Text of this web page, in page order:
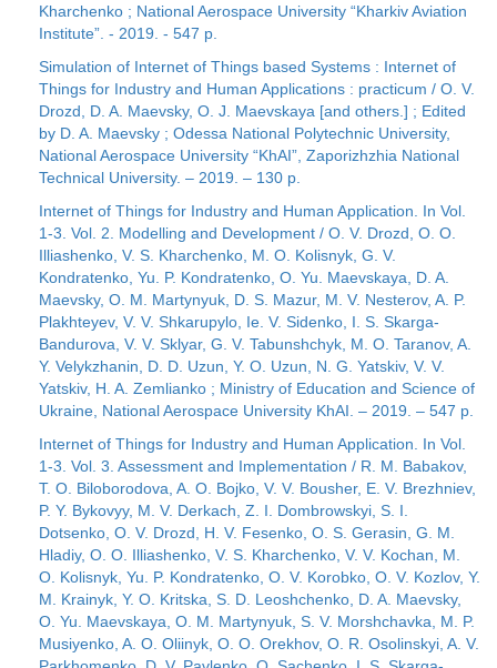
Kharchenko ; National Aerospace University “Kharkiv Aviation
Institute”. - 2019. - 547 p.
Simulation of Internet of Things based Systems : Internet of
Things for Industry and Human Applications : рracticum / O. V.
Drozd, D. A. Maevsky, O. J. Maevskaya [and others.] ; Edited
by D. A. Maevsky ; Odessa National Polytechnic University,
National Aerospace University “KhAI”, Zaporizhzhia National
Technical University. – 2019. – 130 p.
Internet of Things for Industry and Human Application. In Vol.
1-3. Vol. 2. Modelling and Development / O. V. Drozd, O. O.
Illiashenko, V. S. Kharchenko, M. O. Kolisnyk, G. V.
Kondratenko, Yu. P. Kondratenko, O. Yu. Maevskaya, D. A.
Maevsky, O. M. Martynyuk, D. S. Mazur, M. V. Nesterov, A. P.
Plakhteyev, V. V. Shkarupylo, Ie. V. Sidenko, I. S. Skarga-
Bandurova, V. V. Sklyar, G. V. Tabunshchyk, M. O. Taranov, A.
Y. Velykzhanin, D. D. Uzun, Y. O. Uzun, N. G. Yatskiv, V. V.
Yatskiv, H. A. Zemlianko ; Ministry of Education and Science of
Ukraine, National Aerospace University KhAI. – 2019. – 547 p.
Internet of Things for Industry and Human Application. In Vol.
1-3. Vol. 3. Assessment and Implementation / R. M. Babakov,
T. O. Biloborodova, A. O. Bojko, V. V. Bousher, E. V. Brezhniev,
P. Y. Bykovyy, M. V. Derkach, Z. I. Dombrowskyi, S. I.
Dotsenko, O. V. Drozd, H. V. Fesenko, O. S. Gerasin, G. M.
Hladiy, O. O. Illiashenko, V. S. Kharchenko, V. V. Kochan, M.
O. Kolisnyk, Yu. P. Kondratenko, O. V. Korobko, O. V. Kozlov, Y.
M. Krainyk, Y. O. Kritska, S. D. Leoshchenko, D. A. Maevsky,
O. Yu. Maevskaya, O. М. Martynyuk, S. V. Morshchavka, M. P.
Musiyenko, A. O. Oliinyk, O. O. Orekhov, O. R. Osolinskyi, A. V.